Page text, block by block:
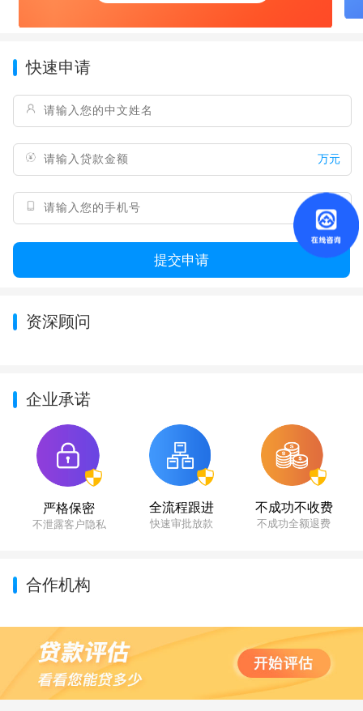
快速申请
万元
提交申请
资深顾问
企业承诺
严格保密
不泄露客户隐私
全流程跟进
快速审批放款
不成功不收费
不成功全额退费
合作机构